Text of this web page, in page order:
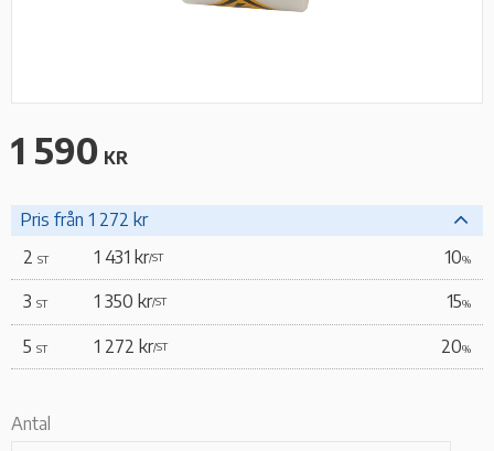
1 590 KR
Pris från 1 272 kr
2 ST 1 431 kr/ST 10%
3 ST 1 350 kr/ST 15%
5 ST 1 272 kr/ST 20%
Antal